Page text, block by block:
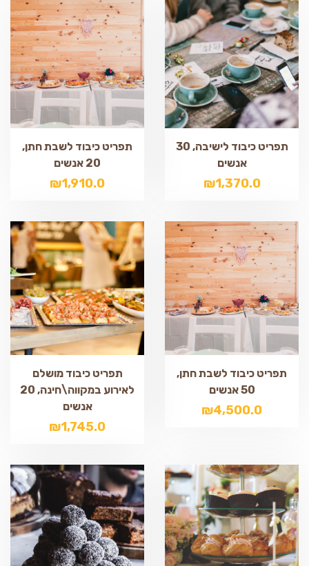
תפריט כיבוד לישיבה, 30
אנשים
₪1,370.0
תפריט כיבוד לשבת חתן,
20 אנשים
₪1,910.0
תפריט כיבוד לשבת חתן,
50 אנשים
₪4,500.0
תפריט כיבוד מושלם
לאירוע במקווה\חינה, 20
אנשים
₪1,745.0